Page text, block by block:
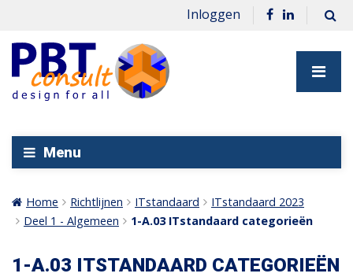
Inloggen
Menu
Home Richtlijnen ITstandaard
ITstandaard 2023
Deel 1 - Algemeen
1-A.03 ITstandaard categorieën
1-A.03 ITSTANDAARD CATEGORIEËN